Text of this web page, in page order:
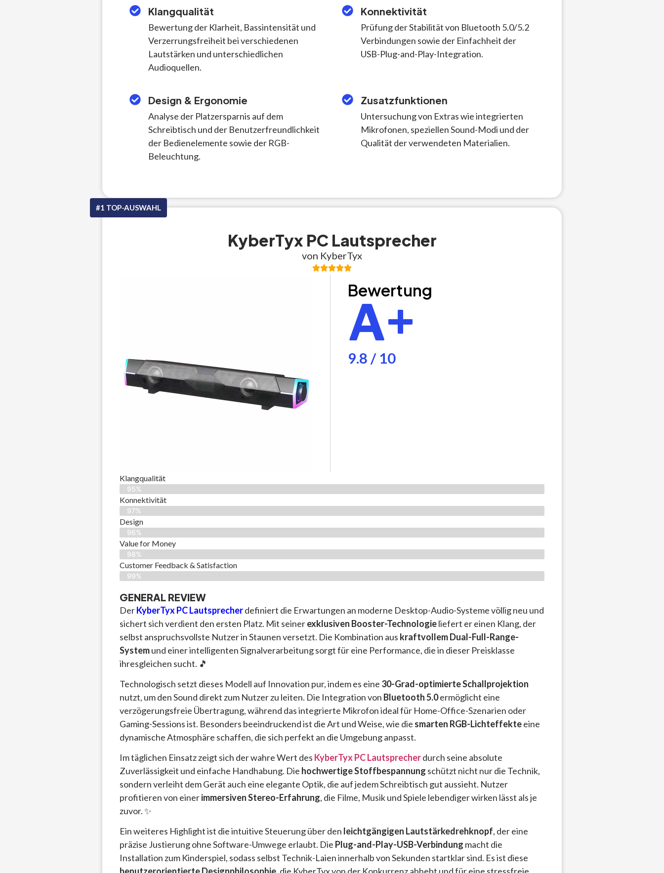
Klangqualität
Bewertung der Klarheit, Bassintensität und
Verzerrungsfreiheit bei verschiedenen
Lautstärken und unterschiedlichen
Audioquellen.
Konnektivität
Prüfung der Stabilität von Bluetooth 5.0/5.2
Verbindungen sowie der Einfachheit der
USB-Plug-and-Play-Integration.
Design & Ergonomie
Analyse der Platzersparnis auf dem
Schreibtisch und der Benutzerfreundlichkeit
der Bedienelemente sowie der RGB-
Beleuchtung.
Zusatzfunktionen
Untersuchung von Extras wie integrierten
Mikrofonen, speziellen Sound-Modi und der
Qualität der verwendeten Materialien.
#1 TOP-AUSWAHL
KyberTyx PC Lautsprecher
von KyberTyx
Bewertung
A+
9.8 / 10
Klangqualität
95%
Konnektivität
97%
Design
96%
Value for Money
98%
Customer Feedback & Satisfaction​
99%
GENERAL REVIEW
DerKyberTyx PC Lautsprecherdefiniert die Erwartungen an moderne Desktop-Audio-Systeme völlig neu und
sichert sich verdient den ersten Platz. Mit seinerexklusiven Booster-Technologieliefert er einen Klang, der
selbst anspruchsvollste Nutzer in Staunen versetzt. Die Kombination aus kraftvollem Dual-Full-Range-
Systemund einer intelligenten Signalverarbeitung sorgt für eine Performance, die in dieser Preisklasse
ihresgleichen sucht. 🎵
Technologisch setzt dieses Modell auf Innovation pur, indem es eine 30-Grad-optimierte Schallprojektion
nutzt, um den Sound direkt zum Nutzer zu leiten. Die Integration von Bluetooth 5.0ermöglicht eine
verzögerungsfreie Übertragung, während das integrierte Mikrofon ideal für Home-Office-Szenarien oder
Gaming-Sessions ist. Besonders beeindruckend ist die Art und Weise, wie die smarten RGB-Lichteffekteeine
dynamische Atmosphäre schaffen, die sich perfekt an die Umgebung anpasst.
Im täglichen Einsatz zeigt sich der wahre Wert des KyberTyx PC Lautsprecherdurch seine absolute
Zuverlässigkeit und einfache Handhabung. Die hochwertige Stoffbespannung schützt nicht nur die Technik,
sondern verleiht dem Gerät auch eine elegante Optik, die auf jedem Schreibtisch gut aussieht. Nutzer
profitieren von einerimmersiven Stereo-Erfahrung, die Filme, Musik und Spiele lebendiger wirken lässt als je
zuvor. ✨
Ein weiteres Highlight ist die intuitive Steuerung über den leichtgängigen Lautstärkedrehknopf, der eine
präzise Justierung ohne Software-Umwege erlaubt. Die Plug-and-Play-USB-Verbindung macht die
Installation zum Kinderspiel, sodass selbst Technik-Laien innerhalb von Sekunden startklar sind. Es ist diese